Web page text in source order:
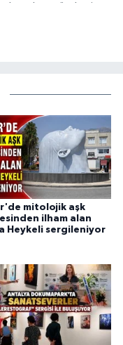
okumak ve gündemi
mitolojik aşk
ilham alan
Heykeli sergileniyor